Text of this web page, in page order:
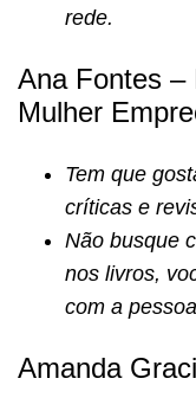
rede.
Ana Fontes –
Mulher
Tem que
críticas e
Não busque
nos livros,
com a
Amanda